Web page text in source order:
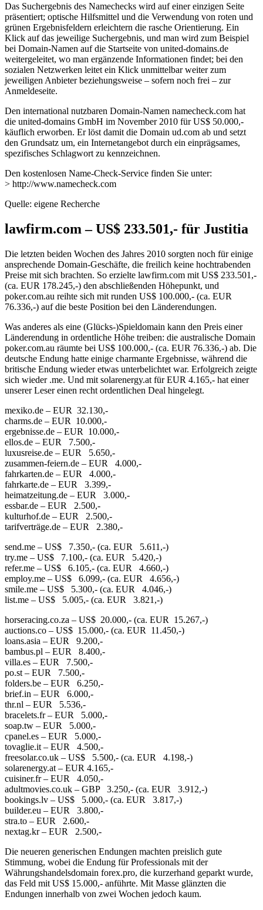
Das Suchergebnis des Namechecks wird auf einer einzigen Seite
präsentiert; optische Hilfsmittel und die Verwendung von roten und
grünen Ergebnisfeldern erleichtern die rasche Orientierung. Ein
Klick auf das jeweilige Suchergebnis, und man wird zum Beispiel
bei Domain-Namen auf die Startseite von united-domains.de
weitergeleitet, wo man ergänzende Informationen findet; bei den
sozialen Netzwerken leitet ein Klick unmittelbar weiter zum
jeweiligen Anbieter beziehungsweise – sofern noch frei – zur
Anmeldeseite.
Den international nutzbaren Domain-Namen namecheck.com hat
die united-domains GmbH im November 2010 für US$ 50.000,-
käuflich erworben. Er löst damit die Domain ud.com ab und setzt
den Grundsatz um, ein Internetangebot durch ein einprägsames,
spezifisches Schlagwort zu kennzeichnen.
Den kostenlosen Name-Check-Service finden Sie unter:
> http://www.namecheck.com
Quelle: eigene Recherche
lawfirm.com – US$ 233.501,- für Justitia
Die letzten beiden Wochen des Jahres 2010 sorgten noch für einige
ansprechende Domain-Geschäfte, die freilich keine hochtrabenden
Preise mit sich brachten. So erzielte lawfirm.com mit US$ 233.501,-
(ca. EUR 178.245,-) den abschließenden Höhepunkt, und
poker.com.au reihte sich mit runden US$ 100.000,- (ca. EUR
76.336,-) auf die beste Position bei den Länderendungen.
Was anderes als eine (Glücks-)Spieldomain kann den Preis einer
Länderendung in ordentliche Höhe treiben: die australische Domain
poker.com.au räumte bei US$ 100.000,- (ca. EUR 76.336,-) ab. Die
deutsche Endung hatte einige charmante Ergebnisse, während die
britische Endung wieder etwas unterbelichtet war. Erfolgreich zeigte
sich wieder .me. Und mit solarenergy.at für EUR 4.165,- hat einer
unserer Leser einen recht ordentlichen Deal hingelegt.
mexiko.de – EUR 32.130,-
charms.de – EUR 10.000,-
ergebnisse.de – EUR 10.000,-
ellos.de – EUR 7.500,-
luxusreise.de – EUR 5.650,-
zusammen-feiern.de – EUR 4.000,-
fahrkarten.de – EUR 4.000,-
fahrkarte.de – EUR 3.399,-
heimatzeitung.de – EUR 3.000,-
essbar.de – EUR 2.500,-
kulturhof.de – EUR 2.500,-
tarifverträge.de – EUR 2.380,-
send.me – US$ 7.350,- (ca. EUR 5.611,-)
try.me – US$ 7.100,- (ca. EUR 5.420,-)
refer.me – US$ 6.105,- (ca. EUR 4.660,-)
employ.me – US$ 6.099,- (ca. EUR 4.656,-)
smile.me – US$ 5.300,- (ca. EUR 4.046,-)
list.me – US$ 5.005,- (ca. EUR 3.821,-)
horseracing.co.za – US$ 20.000,- (ca. EUR 15.267,-)
auctions.co – US$ 15.000,- (ca. EUR 11.450,-)
loans.asia – EUR 9.200,-
bambus.pl – EUR 8.400,-
villa.es – EUR 7.500,-
po.st – EUR 7.500,-
folders.be – EUR 6.250,-
brief.in – EUR 6.000,-
thr.nl – EUR 5.536,-
bracelets.fr – EUR 5.000,-
soap.tw – EUR 5.000,-
cpanel.es – EUR 5.000,-
tovaglie.it – EUR 4.500,-
freesolar.co.uk – US$ 5.500,- (ca. EUR 4.198,-)
solarenergy.at – EUR 4.165,-
cuisiner.fr – EUR 4.050,-
adultmovies.co.uk – GBP 3.250,- (ca. EUR 3.912,-)
bookings.lv – US$ 5.000,- (ca. EUR 3.817,-)
builder.eu – EUR 3.800,-
stra.to – EUR 2.600,-
nextag.kr – EUR 2.500,-
Die neueren generischen Endungen machten preislich gute
Stimmung, wobei die Endung für Professionals mit der
Währungshandelsdomain forex.pro, die kurzerhand geparkt wurde,
das Feld mit US$ 15.000,- anführte. Mit Masse glänzten die
Endungen innerhalb von zwei Wochen jedoch kaum.